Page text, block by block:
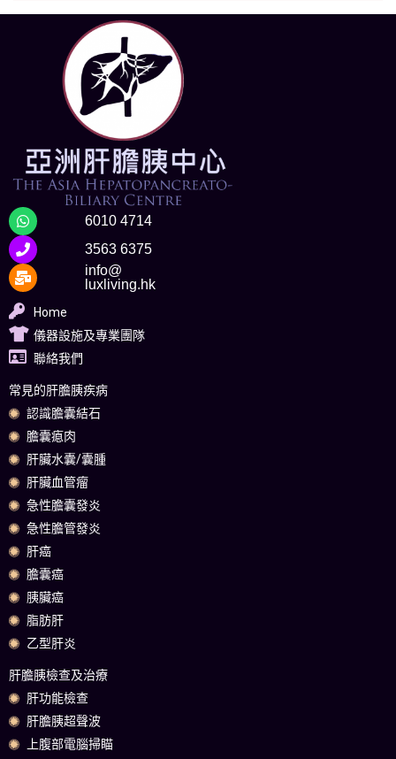
6010 4714
3563 6375
info@
luxliving.hk
Home
儀器設施及專業團隊
聯絡我們
常見的肝膽胰疾病
認識膽囊結石
膽囊瘜肉
肝臟水囊/囊腫
肝臟血管瘤
急性膽囊發炎
急性膽管發炎
肝癌
膽囊癌
胰臟癌
脂肪肝
乙型肝炎
肝膽胰檢查及治療
肝功能檢查
肝膽胰超聲波
上腹部電腦掃瞄